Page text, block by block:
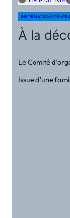
INFORMATIONS
À la
Le Comité
Issue d’une